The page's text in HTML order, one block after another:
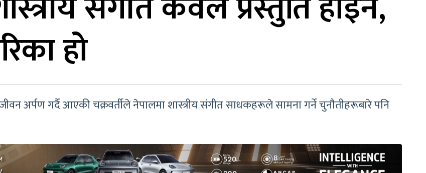
हो
अर्पण गर्दै आएकी चक्रवर्तीले नेपालमा शास्त्रीय संगीत साधकहरूले सामना गर्ने चुनौतीहरूबारे पनि